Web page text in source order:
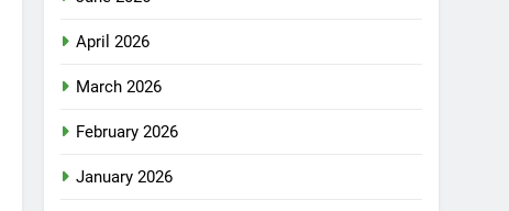
April 2026
March 2026
February 2026
January 2026